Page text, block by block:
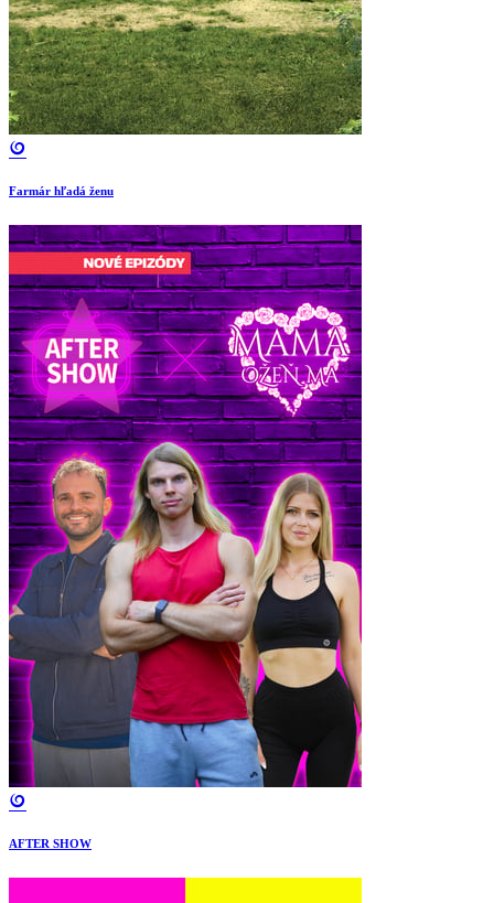
Farmár hľadá ženu
AFTER SHOW